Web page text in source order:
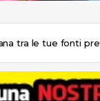
tra le tue fonti